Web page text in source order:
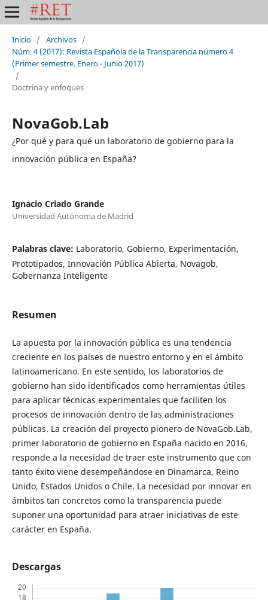
Inicio / Archivos /
Núm. 4 (2017): Revista Española de la Transparencia número 4
(Primer semestre. Enero - Junio 2017)
/
Doctrina y enfoques
NovaGob.Lab
¿Por qué y para qué un laboratorio de gobierno para la
innovación pública en España?
Ignacio Criado Grande
Universidad Autónoma de Madrid
Palabras clave: Laboratorio, Gobierno, Experimentación,
Prototipados, Innovación Pública Abierta, Novagob,
Gobernanza Inteligente
Resumen
La apuesta por la innovación pública es una tendencia
creciente en los países de nuestro entorno y en el ámbito
latinoamericano. En este sentido, los laboratorios de
gobierno han sido identificados como herramientas útiles
para aplicar técnicas experimentales que faciliten los
procesos de innovación dentro de las administraciones
públicas. La creación del proyecto pionero de NovaGob.Lab,
primer laboratorio de gobierno en España nacido en 2016,
responde a la necesidad de traer este instrumento que con
tanto éxito viene desempeñándose en Dinamarca, Reino
Unido, Estados Unidos o Chile. La necesidad por innovar en
ámbitos tan concretos como la transparencia puede
suponer una oportunidad para atraer iniciativas de este
carácter en España.
Descargas